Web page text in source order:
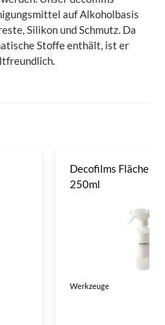
auf Alkoholbasis
Silikon und Schmutz. Da
Stoffe enthält, ist er
Decofilms
250ml
Werkzeuge